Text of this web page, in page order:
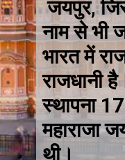
जयपुर,
नाम से भी
भारत में
राजधानी
स्थापना
महाराजा
थी।